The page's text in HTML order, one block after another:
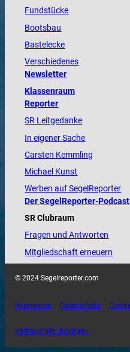
Fundstücke
Bootsbau
Bastelecke
Verschiedenes
Newsletter
Klassenraum
Reporter
SR Leitgedanke
In eigener Sache
Carsten Kemmling
Michael Kunst
Werben auf SegelReporter
Der SegelReporter-Podcast
SR Clubraum
Fragen und Antworten
Mitgliedschaft erneuern
© 2024 Segelreporter.com
Impressum Datenschutz
Verträge hier kündigen